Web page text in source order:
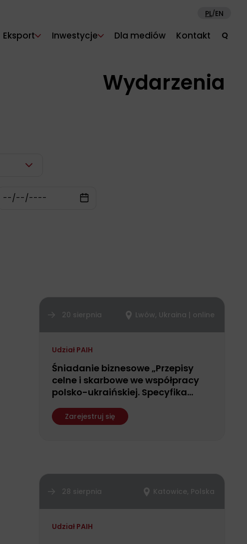
Eksport Inwestycje Dla mediów Kontakt Q
PL/EN
Wydarzenia
20 sierpnia Lwów, Ukraina | online
Udział PAIH
Śniadanie biznesowe „Przepisy
celne i skarbowe we współpracy
polsko-ukraińskiej. Specyfika
rozliczeń międzynarodowych”
Zarejestruj się
28 sierpnia Katowice, Polska
Udział PAIH